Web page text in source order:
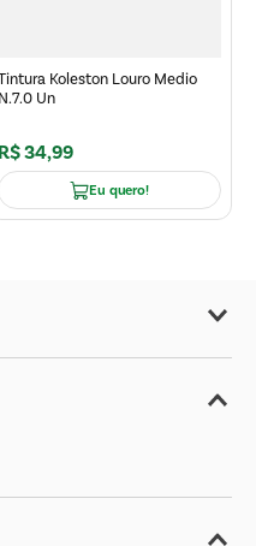
Koleston Louro Medio
N.7.0 Un
R$34,99
Eu quero!